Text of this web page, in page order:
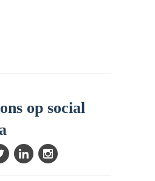
op social